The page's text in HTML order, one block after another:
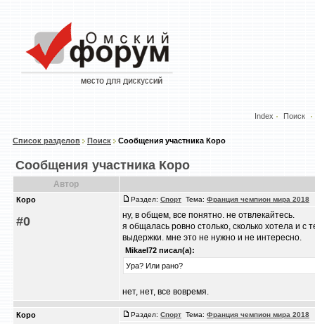
Index Поиск
Список разделов Поиск Сообщения участника Коро
Сообщения участника Коро
Автор
Коро
#0
Раздел: Спорт Тема: Франция чемпион мира 2018
ну, в общем, все понятно. не отвлекайтесь.
я общалась ровно столько, сколько хотела и
выдержки. мне это не нужно и не интересно.
Mikael72 писал(а):
Ура? Или рано?
нет, нет, все вовремя.
Коро Раздел: Спорт Тема: Франция чемпион мира 2018